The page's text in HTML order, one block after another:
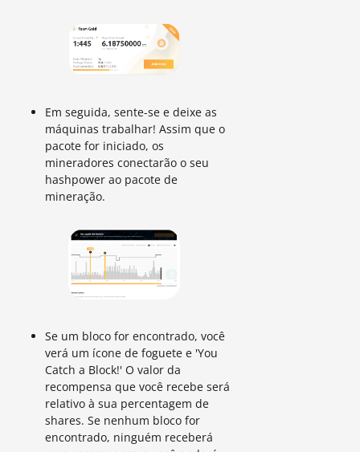
Em seguida, sente-se e deixe as
máquinas trabalhar! Assim que o
pacote for iniciado, os
mineradores conectarão o seu
hashpower ao pacote de
mineração.
Se um bloco for encontrado, você
verá um ícone de foguete e 'You
Catch a Block!' O valor da
recompensa que você recebe será
relativo à sua percentagem de
shares. Se nenhum bloco for
encontrado, ninguém receberá